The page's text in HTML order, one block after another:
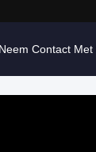
Neem Contact Met